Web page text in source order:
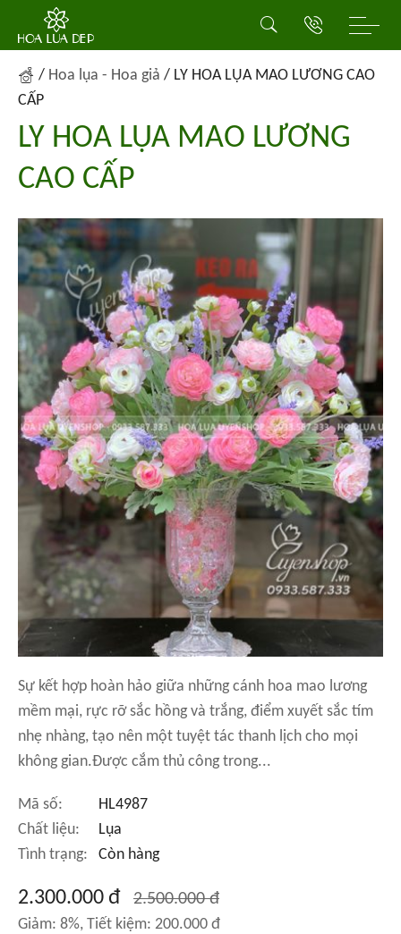
/ Hoa lụa - Hoa giả / LY HOA LỤA MAO LƯƠNG CAO
CẤP
LY HOA LỤA MAO LƯƠNG
CAO CẤP
Sự kết hợp hoàn hảo giữa những cánh hoa mao lương
mềm mại, rực rỡ sắc hồng và trắng, điểm xuyết sắc tím
nhẹ nhàng, tạo nên một tuyệt tác thanh lịch cho mọi
không gian.Được cắm thủ công trong...
Mã số:
HL4987
Chất liệu:
Lụa
Tình trạng:
Còn hàng
2.300.000 đ 2.500.000 đ
Giảm: 8%, Tiết kiệm: 200.000 đ